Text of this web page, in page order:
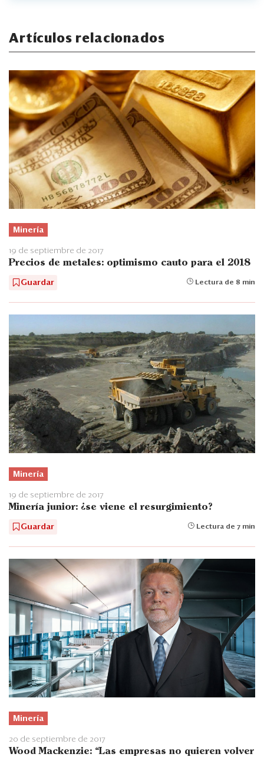
Artículos relacionados
Minería
19 de septiembre de 2017
Precios de metales: optimismo cauto para el 2018
Guardar Lectura de 8 min
Minería
19 de septiembre de 2017
Minería junior: ¿se viene el resurgimiento?
Guardar Lectura de 7 min
Minería
20 de septiembre de 2017
Wood Mackenzie: “Las empresas no quieren volver